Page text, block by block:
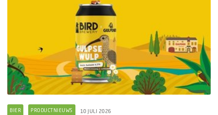
BIER PRODUCTNIEUWS 10 JULI 2026